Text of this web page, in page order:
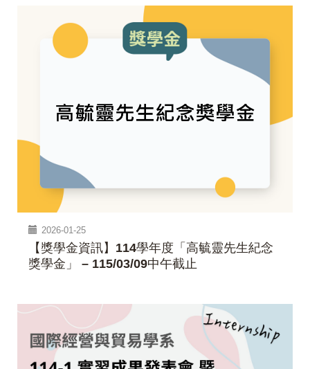
2026-01-25
【獎學金資訊】114學年度「高毓靈先生紀念
獎學金」 – 115/03/09中午截止